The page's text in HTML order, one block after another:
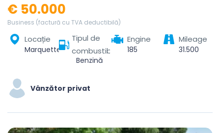
€ 50.000
Business (factură cu TVA deductibilă)
Locație
Marquette-lez-Lille, Lille, Nord, Hauts-de-France, Metropolitan France, 59520, France
Tipul de
combustibil
Benzină
Engine
185
Mileage
31.500
Vânzător privat